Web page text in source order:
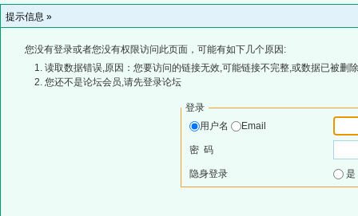
提示信息 »
您没有登录或者您没有权限访问此页面，可能有如下几个原因:
读取数据错误,原因：您要访问的链接无效,可能链接不完整,或数据已被删
您还不是论坛会员,请先登录论坛
登录
用户名
Email
密 码
隐身登录